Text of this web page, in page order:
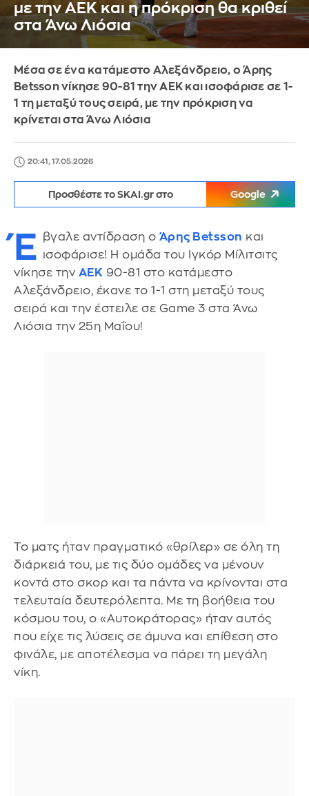
με την ΑΕΚ και η πρόκριση θα κριθεί
στα Άνω Λιόσια
Μέσα σε ένα κατάμεστο Αλεξάνδρειο, ο Άρης
Betsson νίκησε 90-81 την ΑΕΚ και ισοφάρισε σε 1-
1 τη μεταξύ τους σειρά, με την πρόκριση να
κρίνεται στα Άνω Λιόσια
20:41, 17.05.2026
Προσθέστε το SKAI.gr στο Google
Έ βγαλε αντίδραση ο Άρης Betsson και
ισοφάρισε! Η ομάδα του Ιγκόρ Μίλιτσιτς
νίκησε την ΑΕΚ 90-81 στο κατάμεστο
Αλεξάνδρειο, έκανε το 1-1 στη μεταξύ τους
σειρά και την έστειλε σε Game 3 στα Άνω
Λιόσια την 25η Μαΐου!
Το ματς ήταν πραγματικό «θρίλερ» σε όλη τη
διάρκειά του, με τις δύο ομάδες να μένουν
κοντά στο σκορ και τα πάντα να κρίνονται στα
τελευταία δευτερόλεπτα. Με τη βοήθεια του
κόσμου του, ο «Αυτοκράτορας» ήταν αυτός
που είχε τις λύσεις σε άμυνα και επίθεση στο
φινάλε, με αποτέλεσμα να πάρει τη μεγάλη
νίκη.